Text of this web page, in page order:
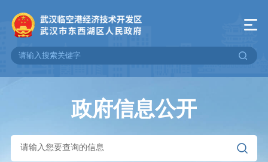
政府信息公开